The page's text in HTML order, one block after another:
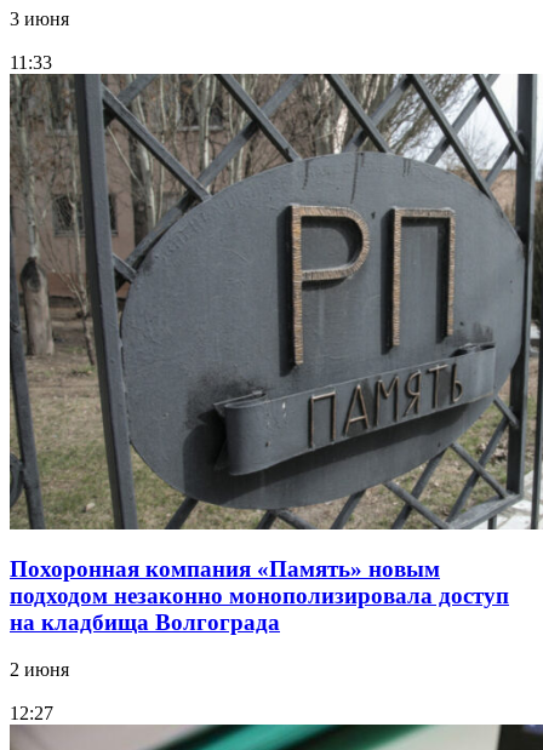
3 июня
11:33
Похоронная компания «Память» новым
подходом незаконно монополизировала доступ
на кладбища Волгограда
2 июня
12:27